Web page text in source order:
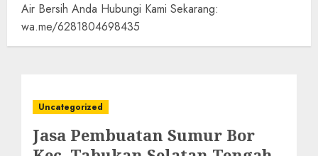
Air Bersih Anda Hubungi Kami Sekarang:
wa.me/6281804698435
Uncategorized
Jasa Pembuatan Sumur Bor